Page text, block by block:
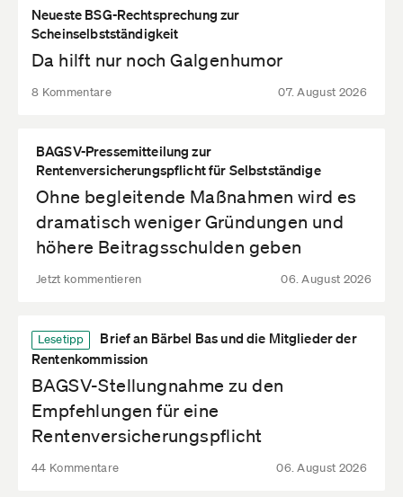
Neueste BSG-Rechtsprechung zur
Scheinselbstständigkeit
Da hilft nur noch Galgenhumor
8 Kommentare 07. August 2026
BAGSV-Pressemitteilung zur
Rentenversicherungspflicht für Selbstständige
Ohne begleitende Maßnahmen wird es
dramatisch weniger Gründungen und
höhere Beitragsschulden geben
Jetzt kommentieren 06. August 2026
Lesetipp
Brief an Bärbel Bas und die Mitglieder der
Rentenkommission
BAGSV-Stellungnahme zu den
Empfehlungen für eine
Rentenversicherungspflicht
44 Kommentare 06. August 2026